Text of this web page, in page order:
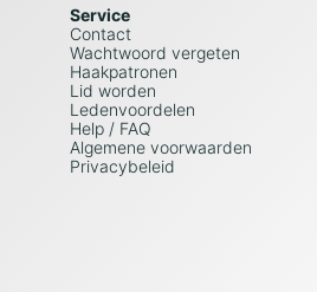
Service
Contact
Wachtwoord vergeten
Haakpatronen
Lid worden
Ledenvoordelen
Help / FAQ
Algemene voorwaarden
Privacybeleid